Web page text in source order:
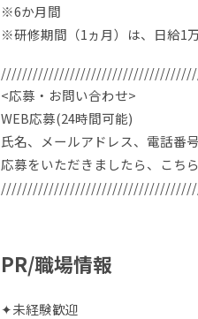
※6か月間
※研修期間（1ヵ月）は、日給1
<応募・お問い合わせ>
WEB応募(24時間可能)
氏名、メールアドレス、電話番
応募をいただきましたら、こち
PR/職場情報
✦未経験歓迎